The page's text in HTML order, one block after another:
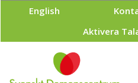
p
English
Aktivera